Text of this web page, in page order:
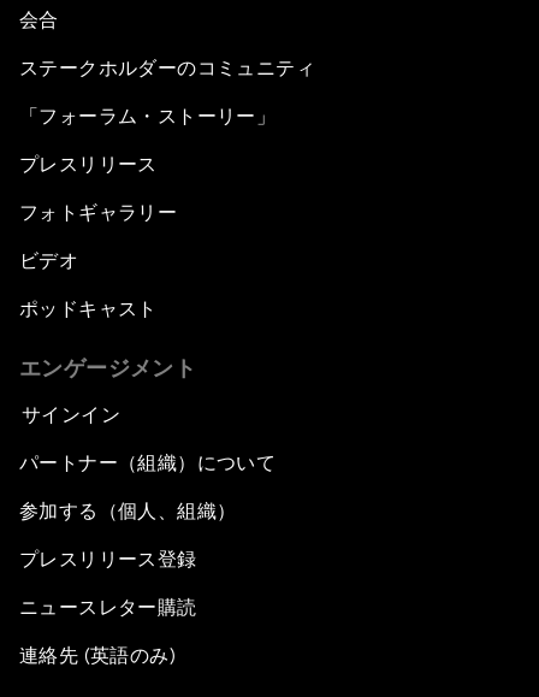
会合
ステークホルダーのコミュニティ
「フォーラム・ストーリー」
プレスリリース
フォトギャラリー
ビデオ
ポッドキャスト
エンゲージメント
サインイン
パートナー（組織）について
参加する（個人、組織）
プレスリリース登録
ニュースレター購読
連絡先 (英語のみ)